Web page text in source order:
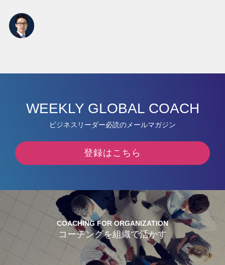
WEEKLY GLOBAL COACH
ビジネスリーダー必読のメールマガジン
登録はこちら
COACHING FOR ORGANIZATION
コーチングを組織で活かす